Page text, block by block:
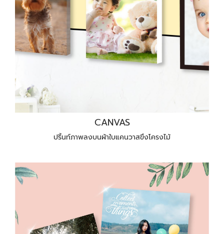
CANVAS
ปริ้นท์ภาพลงบนผ้าใบแคนวาสขึงโครงไม้